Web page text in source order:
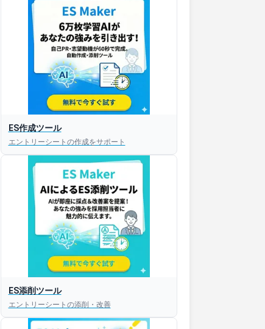
ES作成ツール
エントリーシートの作成をサポート
ES添削ツール
エントリーシートの添削・改善